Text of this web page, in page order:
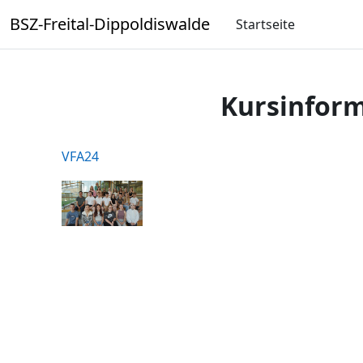
BSZ-Freital-Dippoldiswalde Startseite
VFA24